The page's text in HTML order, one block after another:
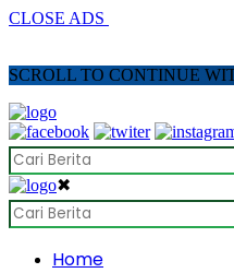
CLOSE ADS
SCROLL TO CONTINUE
✖
Home